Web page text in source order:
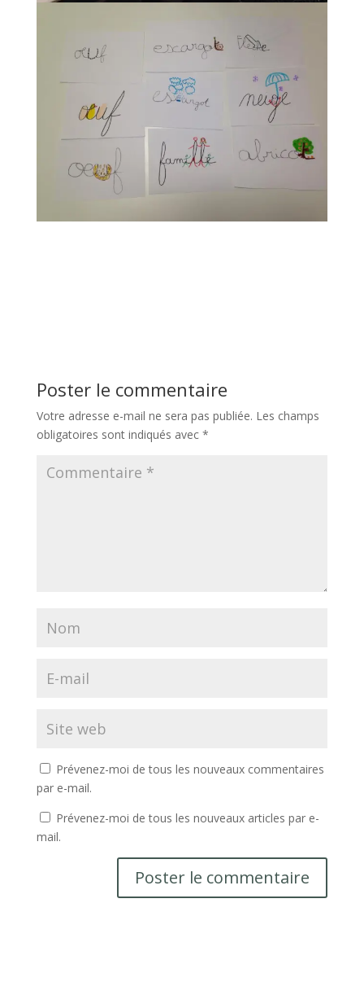
Poster le commentaire
Votre adresse e-mail ne sera pas publiée. Les champs
obligatoires sont indiqués avec *
Prévenez-moi de tous les nouveaux commentaires
par e-mail.
Prévenez-moi de tous les nouveaux articles par e-
mail.